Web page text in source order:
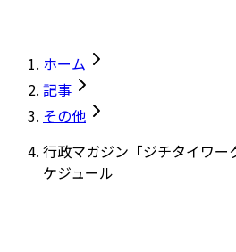
ホーム
記事
その他
行政マガジン「ジチタイワー
ケジュール